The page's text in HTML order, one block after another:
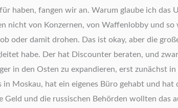
haben, fangen wir an. Warum glaube ich das
nicht von Konzernen, von Waffenlobby und so
oder damit drohen. Das ist okay, aber die
habe. Der hat Discounter beraten, und
in den Osten zu expandieren, erst zunächst
Moskau, hat ein eigenes Büro gehabt und hat
und die russischen Behörden wollten das